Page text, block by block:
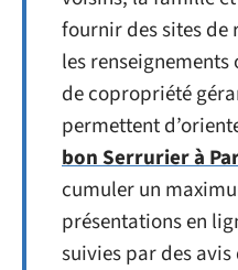
fournir des sites de
les
de copropriété
permettent
bon Serrurier à
cumuler un
présentations en
suivies par des